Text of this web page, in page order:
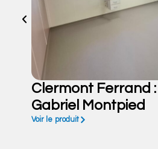
Clermont Ferrand :
Gabriel Montpied
Voir le produit